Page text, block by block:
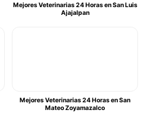
Mejores Veterinarias 24 Horas en San Luis
Ajajalpan
Mejores Veterinarias 24 Horas en San
Mateo Zoyamazalco